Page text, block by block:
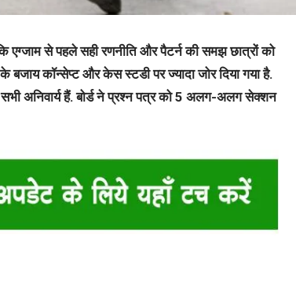
एग्जाम से पहले सही रणनीति और पैटर्न की समझ छात्रों को
कॉन्सेप्ट और केस स्टडी पर ज्यादा जोर दिया गया है.
अनिवार्य हैं. बोर्ड ने प्रश्न पत्र को 5 अलग-अलग सेक्शन